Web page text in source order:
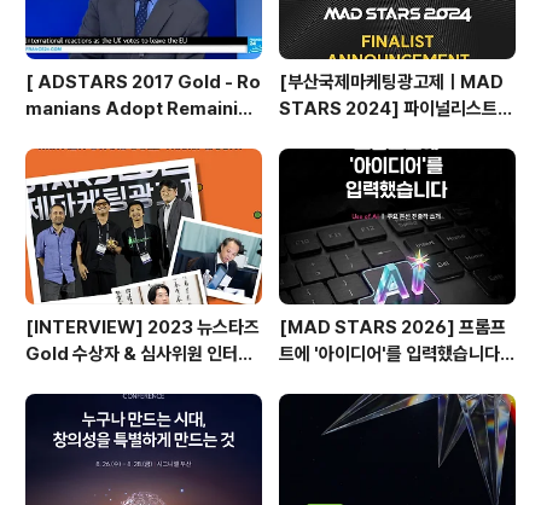
[ ADSTARS 2017 Gold - Ro
manians Adopt Remainian
[부산국제마케팅광고제ㅣMAD
STARS 2024] 파이널리스트
[INTERVIEW] 2023 뉴스타즈
Gold 수상자 & 심사위원 인터뷰
[MAD STARS 2026] 프롬프
트에 '아이디어'를 입력했습니다